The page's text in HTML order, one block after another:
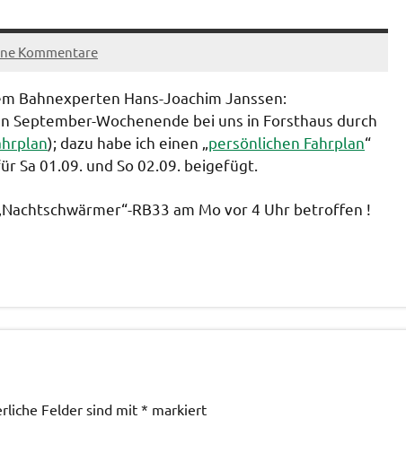
Kommentare
Bahnexperten Hans-Joachim Janssen:
September-Wochenende bei uns in Forsthaus durch
); dazu habe ich einen „persönlichen Fahrplan“
Sa 01.09. und So 02.09. beigefügt.
RB33 am Mo vor 4 Uhr betroffen !
Felder sind mit * markiert